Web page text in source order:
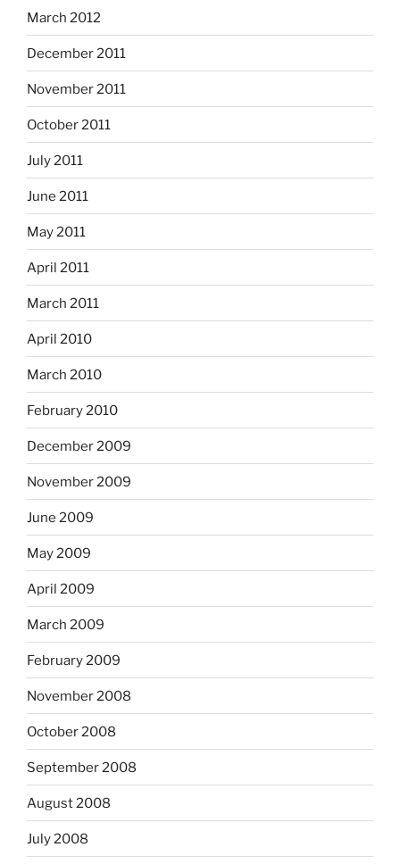
March 2012
December 2011
November 2011
October 2011
July 2011
June 2011
May 2011
April 2011
March 2011
April 2010
March 2010
February 2010
December 2009
November 2009
June 2009
May 2009
April 2009
March 2009
February 2009
November 2008
October 2008
September 2008
August 2008
July 2008